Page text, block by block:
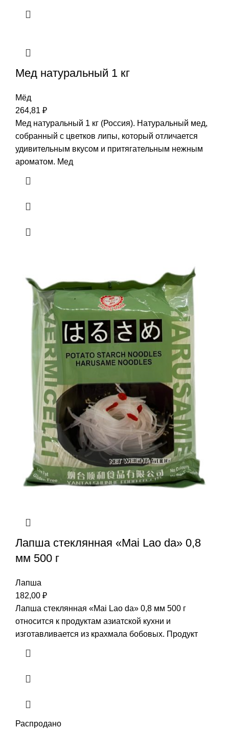
Мед натуральный 1 кг
Мёд
264,81 ₽
Мед натуральный 1 кг (Россия). Натуральный мед,
собранный с цветков липы, который отличается
удивительным вкусом и притягательным нежным
ароматом. Мед
Лапша стеклянная «Mai Lao da» 0,8
мм 500 г
Лапша
182,00 ₽
Лапша стеклянная «Mai Lao da» 0,8 мм 500 г
относится к продуктам азиатской кухни и
изготавливается из крахмала бобовых. Продукт
Распродано